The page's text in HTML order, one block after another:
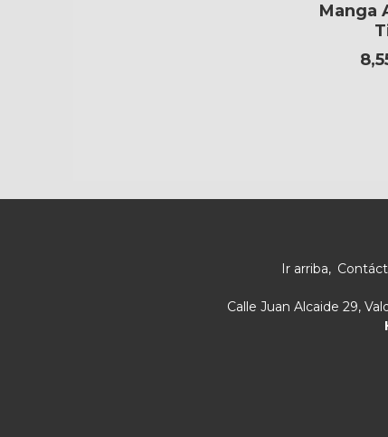
Manga
Ir arriba
Calle Juan Alcaide 29,